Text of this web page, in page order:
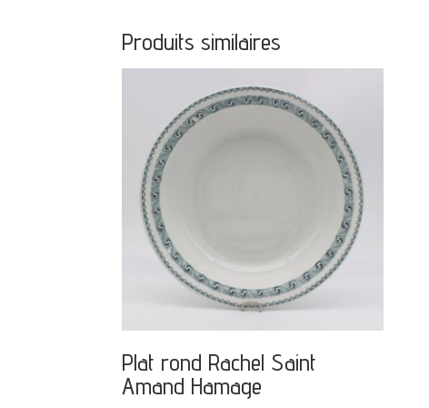
Produits similaires
Plat rond Rachel Saint
Amand Hamage